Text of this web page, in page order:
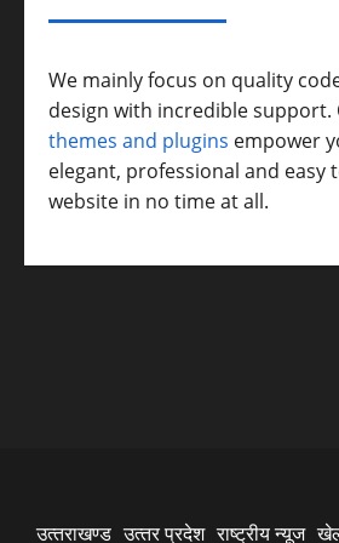
We mainly focus on quality
design with incredible support.
themes and plugins empower
elegant, professional and easy
website in no time at all.
उत्‍तराखण्‍ड उत्‍तर प्रदेश राष्ट्रीय न्यूज